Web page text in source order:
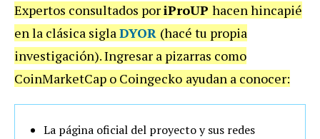
Expertos consultados poriProUP hacen hincapié
en la clásica sigla DYOR (hacé tu propia
investigación). Ingresar a pizarras como
CoinMarketCap o Coingecko ayudan a conocer:
La página oficial del proyecto y sus redes